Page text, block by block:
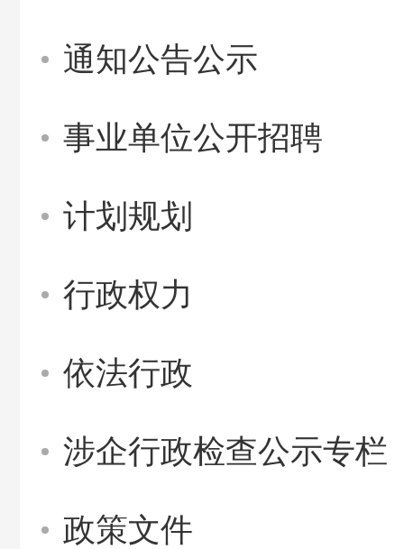
通知公告公示
事业单位公开招聘
计划规划
行政权力
依法行政
涉企行政检查公示专栏
政策文件